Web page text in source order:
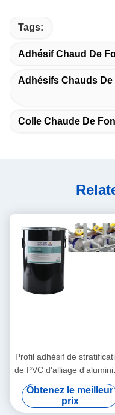
Tags:
Adhésif Chaud De
Adhésifs Chauds De
Colle Chaude De
Profil adhésif de
de PVC d'alliage
enveloppant l'adhésif
de fonte
Obtenez le meilleur
prix